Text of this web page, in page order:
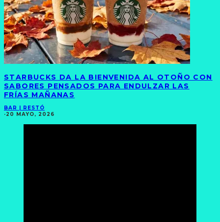
STARBUCKS DA LA BIENVENIDA AL OTOÑO CON
SABORES PENSADOS PARA ENDULZAR LAS
FRÍAS MAÑANAS
BAR | RESTÓ
·20 MAYO, 2026